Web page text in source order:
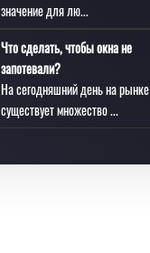
значение для лю...
Что сделать, чтобы окна не
запотевали?
На сегодняшний день на рынке
существует множество ...